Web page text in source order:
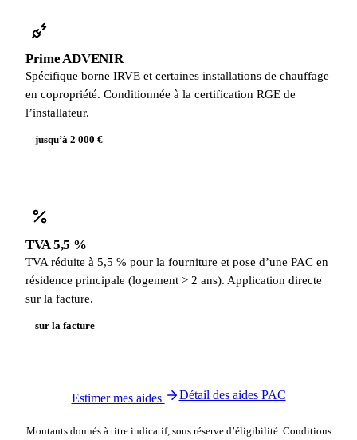
Prime ADVENIR
Spécifique borne IRVE et certaines installations de chauffage
en copropriété. Conditionnée à la certification RGE de
l’installateur.
jusqu’à 2 000 €
TVA 5,5 %
TVA réduite à 5,5 % pour la fourniture et pose d’une PAC en
résidence principale (logement > 2 ans). Application directe
sur la facture.
sur la facture
Estimer mes aides Détail des aides PAC
Montants donnés à titre indicatif, sous réserve d’éligibilité. Conditions